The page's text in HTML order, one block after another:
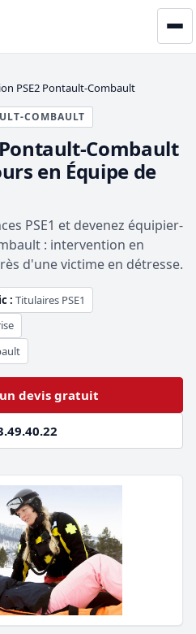
PSE2 Pontault-Combault
COMBAULT
Combault
en Équipe de
PSE1 et devenez équipier-
: intervention en
d'une victime en détresse.
: Titulaires PSE1
devis gratuit